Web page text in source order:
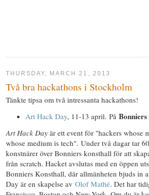
THURSDAY, MARCH 21, 2013
Två bra hackathons i Stockholm
Tänkte tipsa om två intressanta hackathons!
Art Hack Day, 11-13 april. På
Art Hack Day är ett event för "hackers whose
whose medium is tech". Under två dagar tar
konstnärer över Bonniers konsthall för att
från scratch. Hacket avslutas med en öppen
Bonniers Konsthall, där allmänheten bjuds in
Day är en skapelse av Olof Mathé. Det har